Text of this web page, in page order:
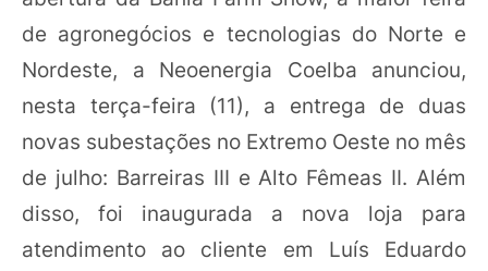
de agronegócios e tecnologias do Norte e
Nordeste, a Neoenergia Coelba anunciou,
nesta terça-feira (11), a entrega de duas
novas subestações no Extremo Oeste no mês
de julho: Barreiras III e Alto Fêmeas II. Além
disso, foi inaugurada a nova loja para
atendimento ao cliente em Luís Eduardo